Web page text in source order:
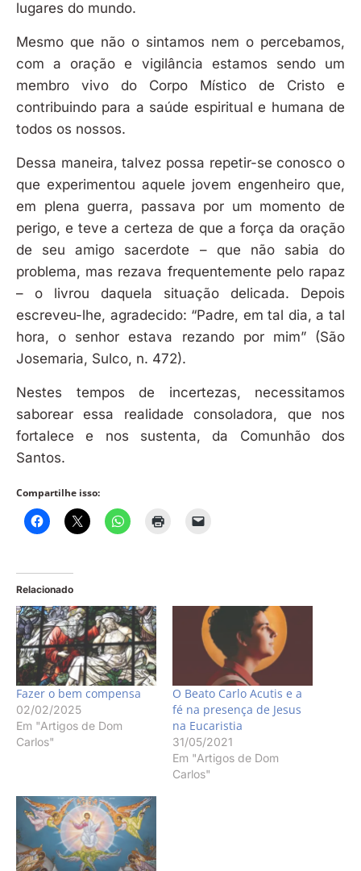
lugares do mundo.
Mesmo que não o sintamos nem o percebamos,
com a oração e vigilância estamos sendo um
membro vivo do Corpo Místico de Cristo e
contribuindo para a saúde espiritual e humana de
todos os nossos.
Dessa maneira, talvez possa repetir-se conosco o
que experimentou aquele jovem engenheiro que,
em plena guerra, passava por um momento de
perigo, e teve a certeza de que a força da oração
de seu amigo sacerdote – que não sabia do
problema, mas rezava frequentemente pelo rapaz
– o livrou daquela situação delicada. Depois
escreveu-lhe, agradecido: “Padre, em tal dia, a tal
hora, o senhor estava rezando por mim” (São
Josemaria, Sulco, n. 472).
Nestes tempos de incertezas, necessitamos
saborear essa realidade consoladora, que nos
fortalece e nos sustenta, da Comunhão dos
Santos.
Compartilhe isso:
Relacionado
Fazer o bem compensa
02/02/2025
Em "Artigos de Dom
Carlos"
O Beato Carlo Acutis e a
fé na presença de Jesus
na Eucaristia
31/05/2021
Em "Artigos de Dom
Carlos"